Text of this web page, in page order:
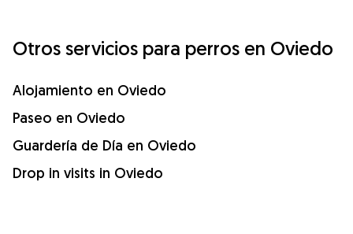
Otros servicios para perros en Oviedo
Alojamiento en Oviedo
Paseo en Oviedo
Guardería de Día en Oviedo
Drop in visits in Oviedo